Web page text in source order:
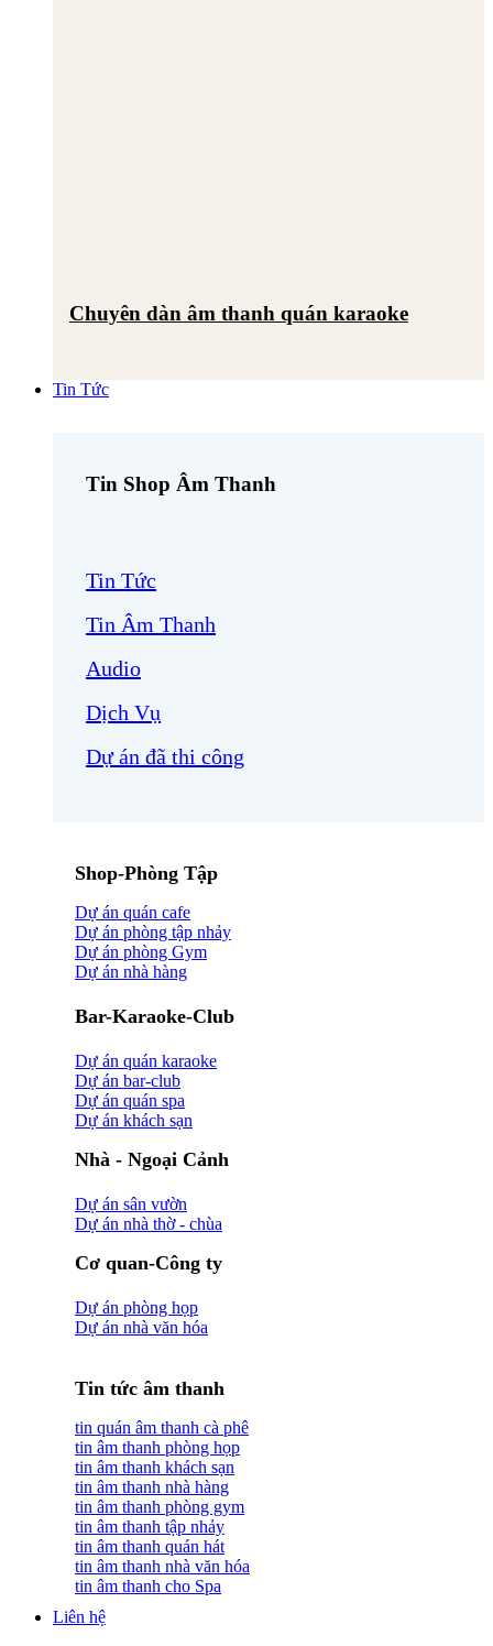
Chuyên dàn âm thanh quán karaoke
Tin Tức
Tin Shop Âm Thanh
Tin Tức
Tin Âm Thanh
Audio
Dịch Vụ
Dự án đã thi công
Shop-Phòng Tập
Dự án quán cafe
Dự án phòng tập nhảy
Dự án phòng Gym
Dự án nhà hàng
Bar-Karaoke-Club
Dự án quán karaoke
Dự án bar-club
Dự án quán spa
Dự án khách sạn
Nhà - Ngoại Cảnh
Dự án sân vườn
Dự án nhà thờ - chùa
Cơ quan-Công ty
Dự án phòng họp
Dự án nhà văn hóa
Tin tức âm thanh
tin quán âm thanh cà phê
tin âm thanh phòng họp
tin âm thanh khách sạn
tin âm thanh nhà hàng
tin âm thanh phòng gym
tin âm thanh tập nhảy
tin âm thanh quán hát
tin âm thanh nhà văn hóa
tin âm thanh cho Spa
Liên hệ